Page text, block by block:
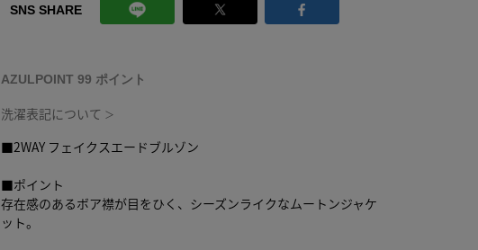
SNS SHARE
AZULPOINT 99 ポイント
洗濯表記について ＞
■2WAY フェイクスエードブルゾン
■ポイント
存在感のあるボア襟が目をひく、シーズンライクなムートンジャケ
ット。